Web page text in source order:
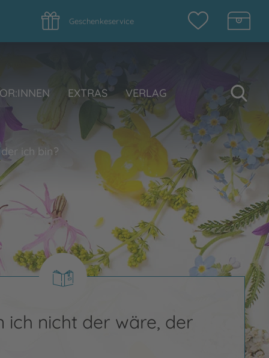
Geschenkeservice
EXTRAS VERLAG
ich bin?
ich nicht der wäre, der